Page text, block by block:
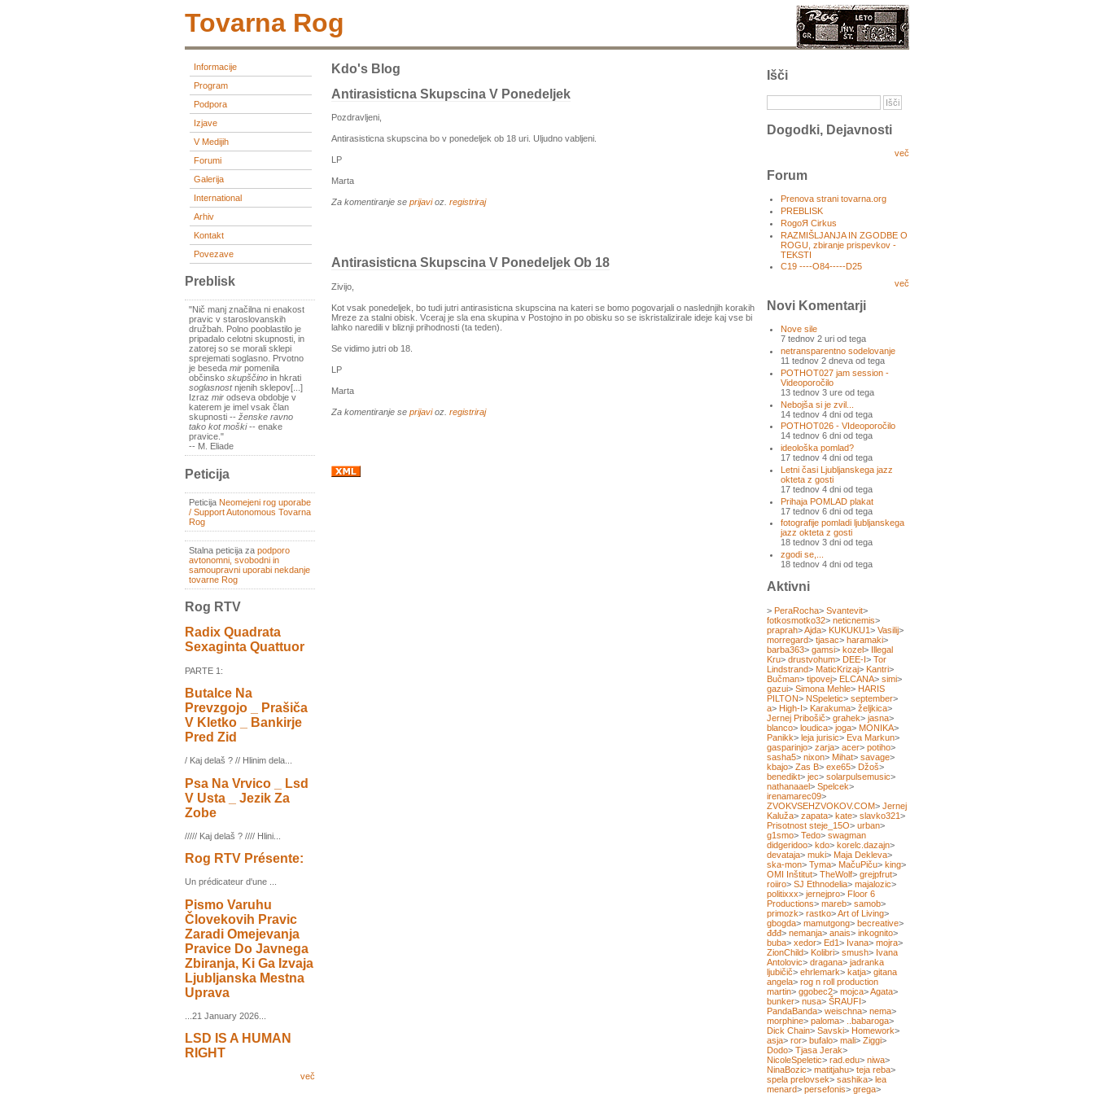
Tovarna Rog
Informacije
Program
Podpora
Izjave
V Medijih
Forumi
Galerija
International
Arhiv
Kontakt
Povezave
Preblisk
"Nič manj značilna ni enakost
pravic v staroslovanskih
družbah. Polno pooblastilo je
pripadalo celotni skupnosti, in
zatorej so se morali sklepi
sprejemati soglasno. Prvotno
je beseda mir pomenila
občinsko skupščino in hkrati
soglasnostnjenih sklepov[...]
Izraz mir odseva obdobje v
katerem je imel vsak član
skupnosti -- ženske ravno
tako kot moški-- enake
pravice."
-- M. Eliade
Peticija
Peticija Neomejeni rog uporabe
/ Support Autonomous Tovarna
Rog
Stalna peticija za podporo
avtonomni, svobodni in
samoupravni uporabi nekdanje
tovarne Rog
Rog RTV
Radix Quadrata
Sexaginta Quattuor
PARTE 1:
Butalce Na
Prevzgojo _ Prašiča
V Kletko _ Bankirje
Pred Zid
/ Kaj delaš ? // Hlinim dela...
Psa Na Vrvico _ Lsd
V Usta _ Jezik Za
Zobe
///// Kaj delaš ? //// Hlini...
Rog RTV Présente:
Un prédicateur d'une ...
Pismo Varuhu
Človekovih Pravic
Zaradi Omejevanja
Pravice Do Javnega
Zbiranja, Ki Ga Izvaja
Ljubljanska Mestna
Uprava
...21 January 2026...
LSD IS A HUMAN
RIGHT
več
Kdo's Blog
Antirasisticna Skupscina V Ponedeljek
Pozdravljeni,
Antirasisticna skupscina bo v ponedeljek ob 18 uri. Uljudno vabljeni.
LP
Marta
Za komentiranje se prijavioz. registriraj
Antirasisticna Skupscina V Ponedeljek Ob 18
Zivijo,
Kot vsak ponedeljek, bo tudi jutri antirasisticna skupscina na kateri se bomo pogovarjali o naslednjih korakih
Mreze za stalni obisk. Vceraj je sla ena skupina v Postojno in po obisku so se iskristalizirale ideje kaj vse bi
lahko naredili v bliznji prihodnosti (ta teden).
Se vidimo jutri ob 18.
LP
Marta
Za komentiranje se prijavioz. registriraj
Išči
Dogodki, Dejavnosti
več
Forum
Prenova strani tovarna.org
PREBLISK
RogoЯ Cirkus
RAZMIŠLJANJA IN ZGODBE O
ROGU, zbiranje prispevkov -
TEKSTI
C19 ----O84-----D25
več
Novi Komentarji
Nove sile
7 tednov 2 uri od tega
netransparentno sodelovanje
11 tednov 2 dneva od tega
POTHOT027 jam session -
Videoporočilo
13 tednov 3 ure od tega
Nebojša si je zvil...
14 tednov 4 dni od tega
POTHOT026 - VIdeoporočilo
14 tednov 6 dni od tega
ideološka pomlad?
17 tednov 4 dni od tega
Letni časi Ljubljanskega jazz
okteta z gosti
17 tednov 4 dni od tega
Prihaja POMLAD plakat
17 tednov 6 dni od tega
fotografije pomladi ljubljanskega
jazz okteta z gosti
18 tednov 3 dni od tega
zgodi se,...
18 tednov 4 dni od tega
Aktivni
> PeraRocha> Svantevit>
fotkosmotko32> neticnemis>
praprah>Ajda> KUKUKU1> Vasilij>
morregard> tjasac> haramaki>
barba363> gamsi> kozel> Illegal
Kru> drustvohum> DEE-I> Tor
Lindstrand> MaticKrizaj> Kantri>
Bučman> tipovej> ELCANA> simi>
gazui> Simona Mehle> HARIS
PILTON> NSpeletic> september>
a> High-I> Karakuma> željkica>
Jernej Pribošič> grahek> jasna>
blanco> loudica> joga> MONIKA>
Panikk> leja jurisic> Eva Markun>
gasparinjo> zarja> acer> potiho>
sasha5> nixon> Mihat> savage>
kbajo> Zas B> exe65> Džoš>
benedikt> jec> solarpulsemusic>
nathanaael> Spelcek>
irenamarec09>
ZVOKVSEHZVOKOV.COM> Jernej
Kaluža> zapata> kate> slavko321>
Prisotnost steje_15O> urban>
g1smo> Tedo> swagman
didgeridoo> kdo> korelc.dazajn>
devataja> muki> Maja Dekleva>
ska-mon> Tyma> MačuPiču> king>
OMI Inštitut> TheWolf> grejpfrut>
roiiro> SJ Ethnodelia> majalozic>
politixxx> jernejpro> Floor 6
Productions> mareb> samob>
primozk> rastko>Art of Living>
gbogda> mamutgong> becreative>
đđđ> nemanja> anais> inkognito>
buba> xedor> Ed1> Ivana> mojra>
ZionChild> Kolibri> smush> Ivana
Antolovic> dragana> jadranka
ljubičič> ehrlemark> katja> gitana
angela> rog n roll production
martin> ggobec2> mojca>Agata>
bunker> nusa> ŠRAUFI>
PandaBanda> weischna> nema>
morphine> paloma> ..babaroga>
Dick Chain> Savski> Homework>
asja> ror> bufalo> mali> Ziggi>
Dodo> Tjasa Jerak>
NicoleSpeletic> rad.edu> niwa>
NinaBozic> matitjahu> teja reba>
spela prelovsek> sashika> lea
menard> persefonis> grega>